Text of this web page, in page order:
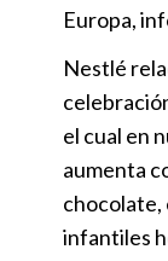
Europa,
Nestlé
el cual en
aumenta
chocolate,
infantiles